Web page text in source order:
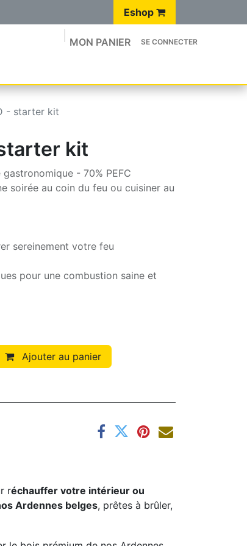
Eshop
MON PANIER SE CONNECTER
- starter kit
kit
- 70% PEFC
soirée au coin du feu ou cuisiner au
sereinement votre feu
pour une combustion saine et
Ajouter au panier
réchauffer votre intérieur ou
Ardennes belges, prêtes à brûler,